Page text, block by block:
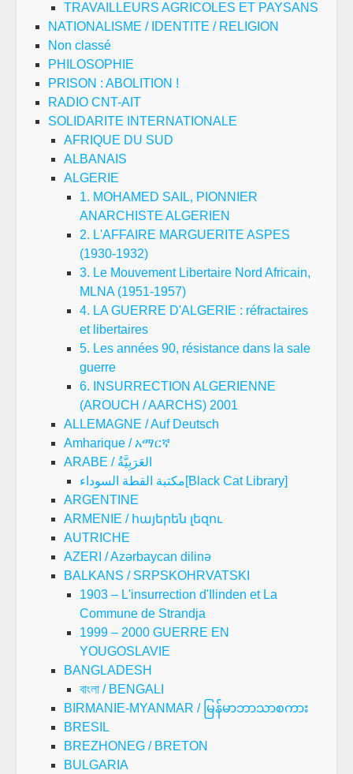
TRAVAILLEURS AGRICOLES ET PAYSANS
NATIONALISME / IDENTITE / RELIGION
Non classé
PHILOSOPHIE
PRISON : ABOLITION !
RADIO CNT-AIT
SOLIDARITE INTERNATIONALE
AFRIQUE DU SUD
ALBANAIS
ALGERIE
1. MOHAMED SAIL, PIONNIER
ANARCHISTE ALGERIEN
2. L'AFFAIRE MARGUERITE ASPES
(1930-1932)
3. Le Mouvement Libertaire Nord Africain,
MLNA (1951-1957)
4. LA GUERRE D'ALGERIE : réfractaires
et libertaires
5. Les années 90, résistance dans la sale
guerre
6. INSURRECTION ALGERIENNE
(AROUCH / AARCHS) 2001
ALLEMAGNE / Auf Deutsch
Amharique / አማርኛ
ARABE / العَرَبِيَّةُ
مكتبة القطة السوداء[Black Cat Library]
ARGENTINE
ARMENIE / հայերեն լեզու
AUTRICHE
AZERI / Azərbaycan dilinə
BALKANS / SRPSKOHRVATSKI
1903 – L'insurrection d'Ilinden et La
Commune de Strandja
1999 – 2000 GUERRE EN
YOUGOSLAVIE
BANGLADESH
বাংলা / BENGALI
BIRMANIE-MYANMAR / မြန်မာဘာသာစကား
BRESIL
BREZHONEG / BRETON
BULGARIA